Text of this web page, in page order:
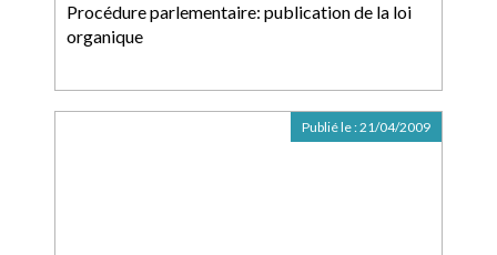
Procédure parlementaire: publication de la loi
organique
Publié le :21/04/2009